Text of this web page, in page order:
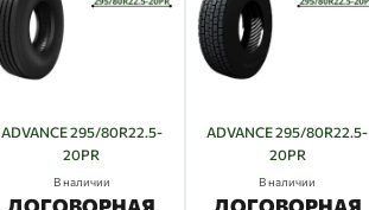
ADVANCE 295/80R22.5-
20PR
В наличии
ДОГОВОРНАЯ
ADVANCE 295/80R22.5-
20PR
В наличии
ДОГОВОРНАЯ